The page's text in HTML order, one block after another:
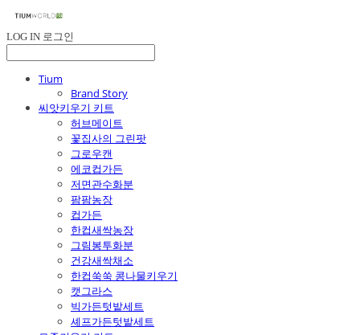
LOG IN 로그인
Tium
Brand Story
씨앗키우기 키트
허브메이트
꽃집사의 그린팟
그로우캔
에코컵가든
저면관수화분
팜팜농장
컵가든
한컵새싹농장
그림봉투화분
건강새싹채소
한컵쑥쑥 콩나물키우기
캣그라스
빅가든텃밭세트
셰프가든텃밭세트